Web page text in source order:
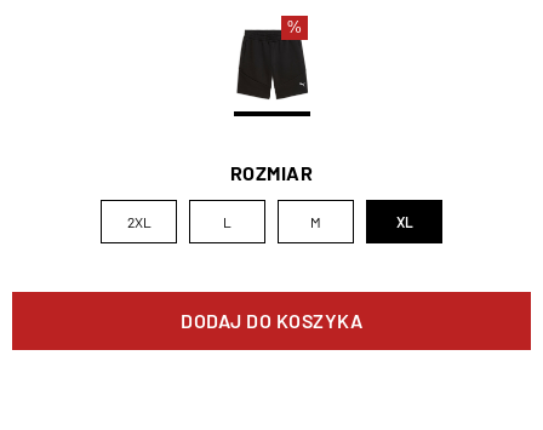
%
ROZMIAR
2XL L M XL
DODAJ DO KOSZYKA